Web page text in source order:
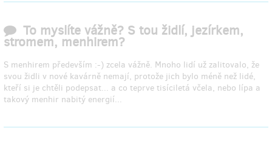
To myslíte vážně? S tou židlí, jezírkem,
stromem, menhirem?
S menhirem především :-) zcela vážně. Mnoho lidí už zalitovalo, že
svou židli v nové kavárně nemají, protože jich bylo méně než lidé,
kteří si je chtěli podepsat... a co teprve tisíciletá včela, nebo lípa a
takový menhir nabitý energií...